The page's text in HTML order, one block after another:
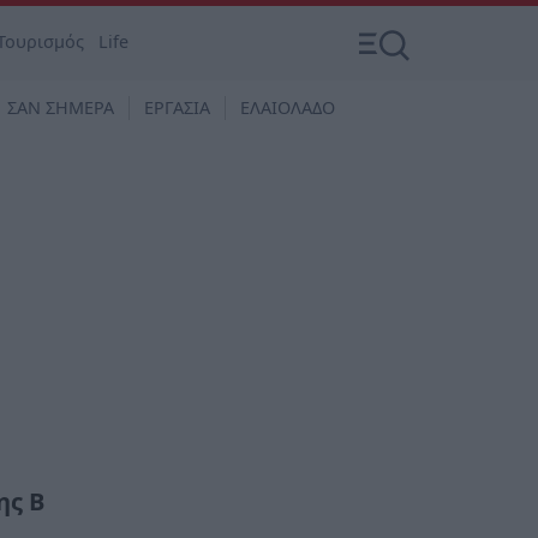
Life
ΣΑΝ ΣΗΜΕΡΑ ΕΡΓΑΣΙΑ ΕΛΑΙΟΛΑΔΟ
Β